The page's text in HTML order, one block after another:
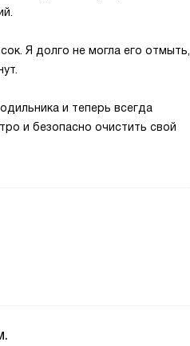
Я долго не могла его отмыть,
и теперь всегда
и безопасно очистить свой